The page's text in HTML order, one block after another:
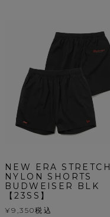
NEW ERA STRETCH
NYLON SHORTS
BUDWEISER BLK
【23SS】
¥9,350税込